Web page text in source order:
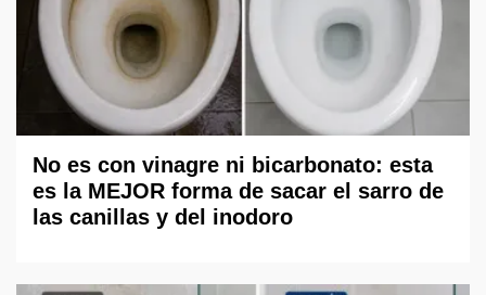
No es con vinagre ni bicarbonato: esta
es la MEJOR forma de sacar el sarro de
las canillas y del inodoro